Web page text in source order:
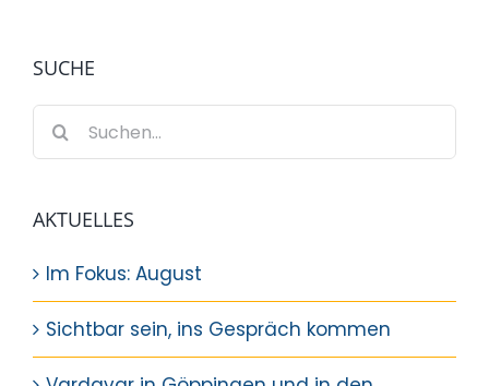
SUCHE
Suche
nach:
AKTUELLES
Im Fokus: August
Sichtbar sein, ins Gespräch kommen